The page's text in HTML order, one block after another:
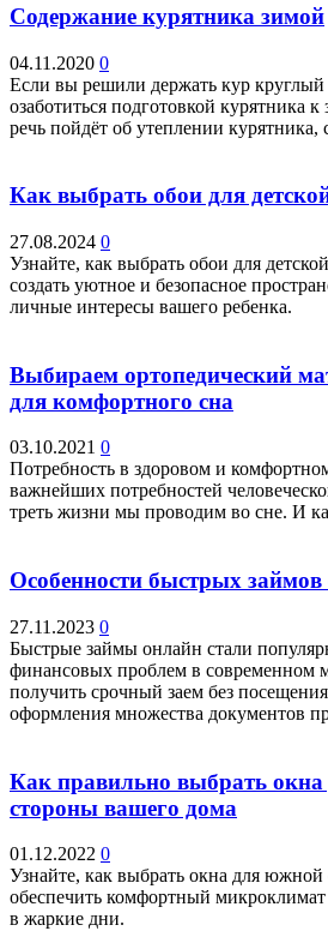
Содержание курятника зимой
04.11.2020 0
Если вы решили держать кур круглый
озаботиться подготовкой курятника
речь пойдёт об утеплении
Как выбрать обои для
27.08.2024 0
Узнайте, как выбрать обои для
создать уютное и безопасное
личные интересы вашего ребенка.
Выбираем ортопедический
для комфортного сна
03.10.2021 0
Потребность в здоровом и
важнейших потребностей
треть жизни мы проводим во сне. И
Особенности быстрых
27.11.2023 0
Быстрые займы онлайн стали
финансовых проблем в современном
получить срочный заем без
оформления множества документов
Как правильно выбрать
стороны вашего дома
01.12.2022 0
Узнайте, как выбрать окна для
обеспечить комфортный микроклимат
в жаркие дни.